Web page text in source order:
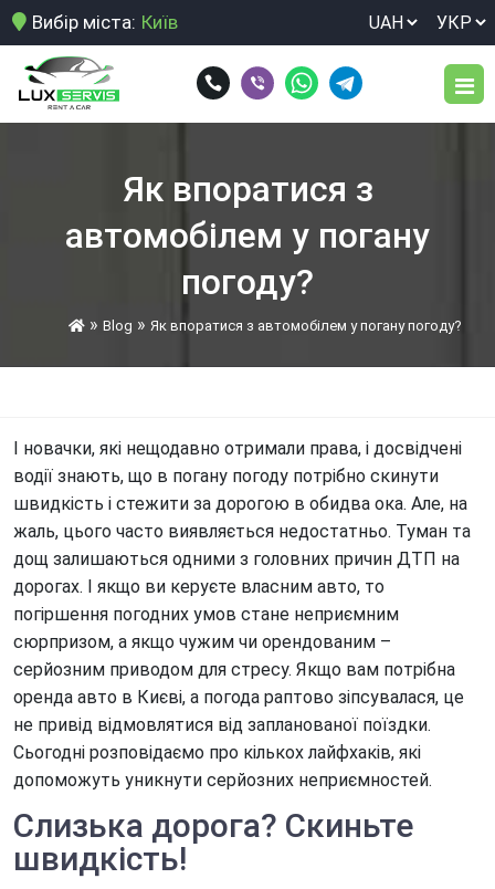
Вибір міста: Київ
Здати свій автомобіль в оренду
Оренда авто для корпоративних клієнтів
Оренда авто для подорожей
Оренда авто для посольств
Оренда авто для фотосесії
Оренда авто з ГБО
Оренда авто на весілля
Оренда авто на вихідні
Оренда авто на захід
Оренда авто на місяць
Відгуки
Контакти
Як впоратися з
автомобілем у погану
погоду?
» Blog » Як впоратися з автомобілем у погану погоду?
І новачки, які нещодавно отримали права, і досвідчені
водії знають, що в погану погоду потрібно скинути
швидкість і стежити за дорогою в обидва ока. Але, на
жаль, цього часто виявляється недостатньо. Туман та
дощ залишаються одними з головних причин ДТП на
дорогах. І якщо ви керуєте власним авто, то
погіршення погодних умов стане неприємним
сюрпризом, а якщо чужим чи орендованим –
серйозним приводом для стресу. Якщо вам потрібна
оренда авто в Києві, а погода раптово зіпсувалася, це
не привід відмовлятися від запланованої поїздки.
Сьогодні розповідаємо про кількох лайфхаків, які
допоможуть уникнути серйозних неприємностей.
Слизька дорога? Скиньте
швидкість!